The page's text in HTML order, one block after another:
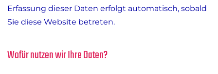
Erfassung dieser Daten erfolgt automatisch, sobald
Sie diese Website betreten.
Wofür nutzen wir Ihre Daten?